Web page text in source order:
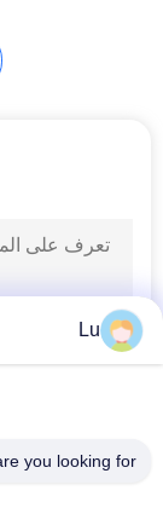
آلة
11
Lu
you looking for?